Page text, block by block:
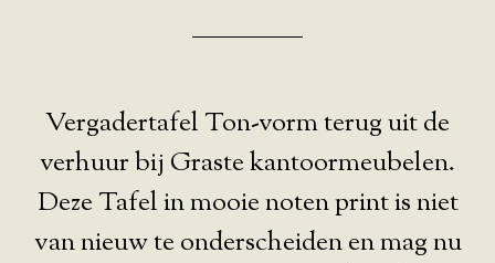
Vergadertafel Ton-vorm terug uit de
verhuur bij Graste kantoormeubelen.
Deze Tafel in mooie noten print is niet
van nieuw te onderscheiden en mag nu